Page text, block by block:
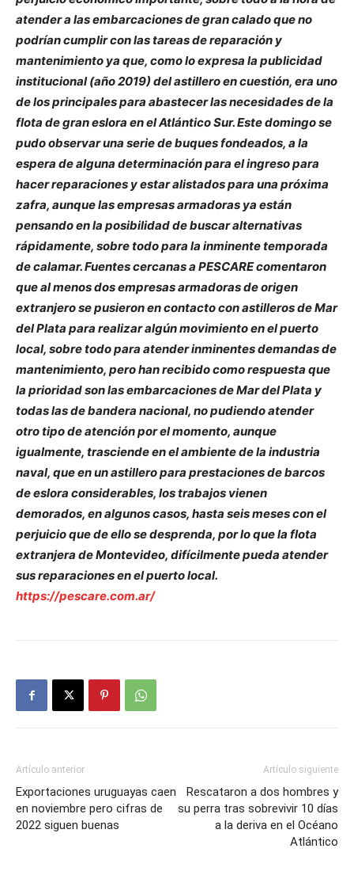
atender a las embarcaciones de gran calado que no
podrían cumplir con las tareas de reparación y
mantenimiento ya que, como lo expresa la publicidad
institucional (año 2019) del astillero en cuestión, era uno
de los principales para abastecer las necesidades de la
flota de gran eslora en el Atlántico Sur. Este domingo se
pudo observar una serie de buques fondeados, a la
espera de alguna determinación para el ingreso para
hacer reparaciones y estar alistados para una próxima
zafra, aunque las empresas armadoras ya están
pensando en la posibilidad de buscar alternativas
rápidamente, sobre todo para la inminente temporada
de calamar. Fuentes cercanas a PESCARE comentaron
que al menos dos empresas armadoras de origen
extranjero se pusieron en contacto con astilleros de Mar
del Plata para realizar algún movimiento en el puerto
local, sobre todo para atender inminentes demandas de
mantenimiento, pero han recibido como respuesta que
la prioridad son las embarcaciones de Mar del Plata y
todas las de bandera nacional, no pudiendo atender
otro tipo de atención por el momento, aunque
igualmente, trasciende en el ambiente de la industria
naval, que en un astillero para prestaciones de barcos
de eslora considerables, los trabajos vienen
demorados, en algunos casos, hasta seis meses con el
perjuicio que de ello se desprenda, por lo que la flota
extranjera de Montevideo, difícilmente pueda atender
sus reparaciones en el puerto local.
https://pescare.com.ar/
Artículo anterior
Exportaciones uruguayas caen
en noviembre pero cifras de
2022 siguen buenas
Artículo siguiente
Rescataron a dos hombres y
su perra tras sobrevivir 10 días
a la deriva en el Océano
Atlántico